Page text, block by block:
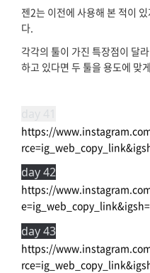
젠2는 이전에 사용해 본 적이
다.
각각의 툴이 가진 특장점이 달
하고 있다면 두 툴을 용도에 맞
https://
day 42
https://
day 43
https://